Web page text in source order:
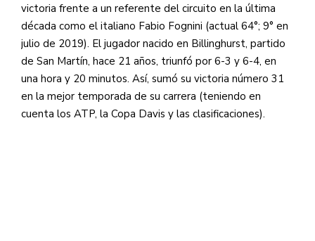
victoria frente a un referente del circuito en la última
década como el italiano Fabio Fognini (actual 64°; 9° en
julio de 2019). El jugador nacido en Billinghurst, partido
de San Martín, hace 21 años, triunfó por 6-3 y 6-4, en
una hora y 20 minutos. Así, sumó su victoria número 31
en la mejor temporada de su carrera (teniendo en
cuenta los ATP, la Copa Davis y las clasificaciones).